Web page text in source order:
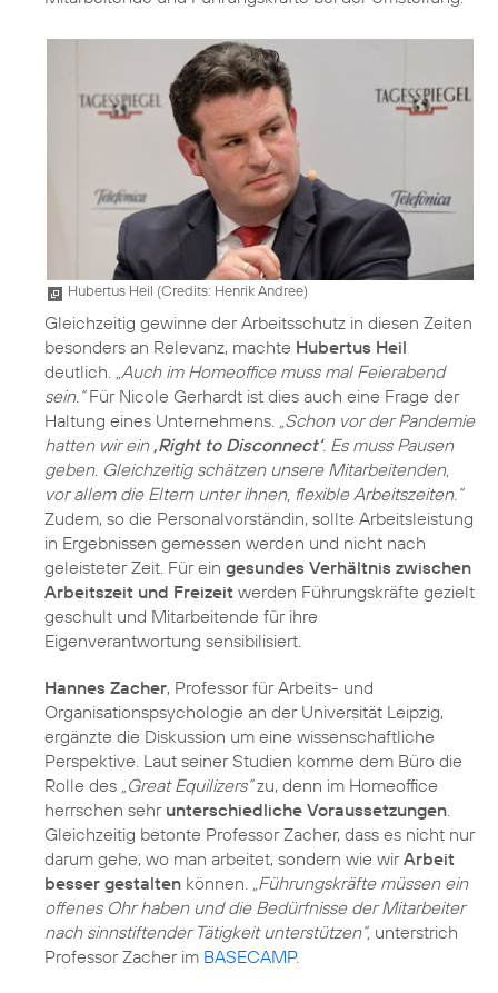
Hubertus Heil (Credits: Henrik Andree)
Gleichzeitig gewinne der Arbeitsschutz in diesen Zeiten
besonders an Relevanz, machte Hubertus Heil
deutlich.
„Auch im Homeoffice muss mal Feierabend
sein.“Für Nicole Gerhardt ist dies auch eine Frage der
Haltung eines Unternehmens.
„Schon vor der Pandemie
hatten wir ein ‚Right to Disconnect‘. Es muss Pausen
geben. Gleichzeitig schätzen unsere Mitarbeitenden,
vor allem die Eltern unter ihnen, flexible Arbeitszeiten.“
Zudem, so die Personalvorständin, sollte Arbeitsleistung
in Ergebnissen gemessen werden und nicht nach
geleisteter Zeit. Für ein gesundes Verhältnis zwischen
Arbeitszeit und Freizeit werden Führungskräfte gezielt
geschult und Mitarbeitende für ihre
Eigenverantwortung sensibilisiert.
Hannes Zacher, Professor für Arbeits- und
Organisationspsychologie an der Universität Leipzig,
ergänzte die Diskussion um eine wissenschaftliche
Perspektive. Laut seiner Studien komme dem Büro die
Rolle des „Great Equilizers“zu, denn im Homeoffice
herrschen sehr unterschiedliche Voraussetzungen
Gleichzeitig betonte Professor Zacher, dass es nicht nur
darum gehe, wo man arbeitet, sondern wie wirArbeit
besser gestalten können.
„Führungskräfte müssen ein
offenes Ohr haben und die Bedürfnisse der Mitarbeiter
nach sinnstiftender Tätigkeit unterstützen“, unterstrich
Professor Zacher im BASECAMP.